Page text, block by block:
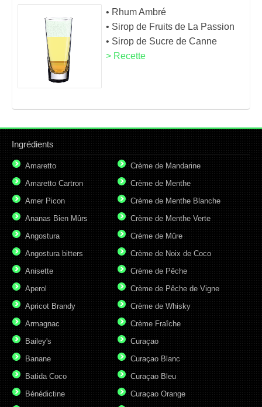
• Rhum Ambré
• Sirop de Fruits de La Passion
• Sirop de Sucre de Canne
> Recette
Ingrédients
Amaretto
Amaretto Cartron
Amer Picon
Ananas Bien Mûrs
Angostura
Angostura bitters
Anisette
Aperol
Apricot Brandy
Armagnac
Bailey's
Banane
Batida Coco
Bénédictine
Crème de Mandarine
Crème de Menthe
Crème de Menthe Blanche
Crème de Menthe Verte
Crème de Mûre
Crème de Noix de Coco
Crème de Pêche
Crème de Pêche de Vigne
Crème de Whisky
Crème Fraîche
Curaçao
Curaçao Blanc
Curaçao Bleu
Curaçao Orange